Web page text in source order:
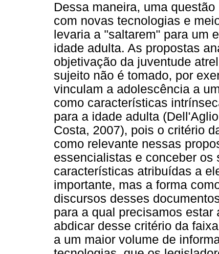
Dessa maneira, uma
com novas tecnologias e
levaria a "saltarem" para um
idade adulta. As propostas
objetivação da juventude
sujeito não é tomado, por
vinculam a adolescência a
como características
para a idade adulta
Costa, 2007), pois o critério
como relevante nessas
essencialistas e conceber os
características atribuídas a
importante, mas a forma
discursos desses
para a qual precisamos
abdicar desse critério da
a um maior volume de